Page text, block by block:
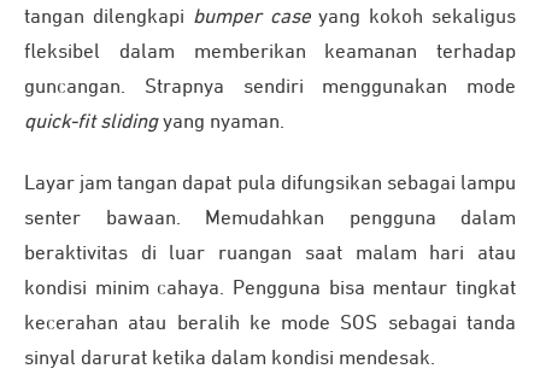
tangan dilengkapi bumper caseyang kokoh sekaligus
fleksibel dalam memberikan keamanan terhadap
guncangan. Strapnya sendiri menggunakan mode
quick-fit slidingyang nyaman.
Layar jam tangan dapat pula difungsikan sebagai lampu
senter bawaan. Memudahkan pengguna dalam
beraktivitas di luar ruangan saat malam hari atau
kondisi minim cahaya. Pengguna bisa mentaur tingkat
kecerahan atau beralih ke mode SOS sebagai tanda
sinyal darurat ketika dalam kondisi mendesak.